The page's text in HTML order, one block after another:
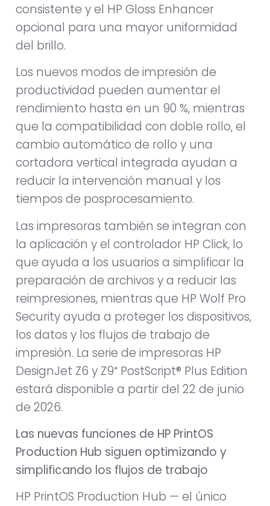
consistente y el HP Gloss Enhancer
opcional para una mayor uniformidad
del brillo.
Los nuevos modos de impresión de
productividad pueden aumentar el
rendimiento hasta en un 90 %, mientras
que la compatibilidad con doble rollo, el
cambio automático de rollo y una
cortadora vertical integrada ayudan a
reducir la intervención manual y los
tiempos de posprocesamiento.
Las impresoras también se integran con
la aplicación y el controlador HP Click, lo
que ayuda a los usuarios a simplificar la
preparación de archivos y a reducir las
reimpresiones, mientras que HP Wolf Pro
Security ayuda a proteger los dispositivos,
los datos y los flujos de trabajo de
impresión. La serie de impresoras HP
DesignJet Z6 y Z9⁺ PostScript® Plus Edition
estará disponible a partir del 22 de junio
de 2026.
Las nuevas funciones de HP PrintOS
Production Hub siguen optimizando y
simplificando los flujos de trabajo
HP PrintOS Production Hub — el único